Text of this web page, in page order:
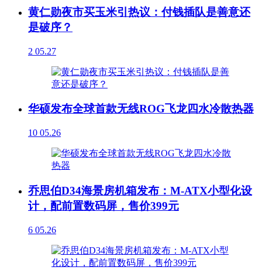
黄仁勋夜市买玉米引热议：付钱插队是善意还
是破序？
2 05.27
华硕发布全球首款无线ROG飞龙四水冷散热器
10 05.26
乔思伯D34海景房机箱发布：M-ATX小型化设
计，配前置数码屏，售价399元
6 05.26